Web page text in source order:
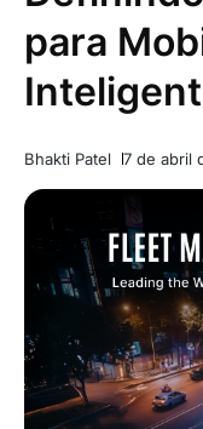
para
Bhakti Patel 7 de abril